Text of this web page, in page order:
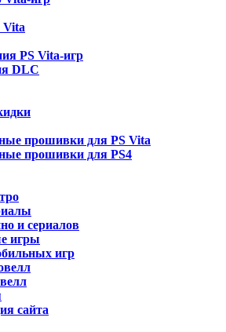
Vita
PS Vita-игр
DLC
прошивки для PS Vita
прошивки для PS4
и сериалов
игры
игр
сайта